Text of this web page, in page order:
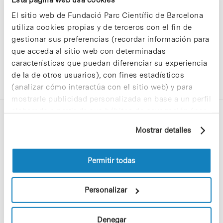
El sitio web de Fundació Parc Científic de Barcelona
utiliza cookies propias y de terceros con el fin de
gestionar sus preferencias (recordar información para
que acceda al sitio web con determinadas
características que puedan diferenciar su experiencia
de la de otros usuarios), con fines estadísticos
(analizar cómo interactúa con el sitio web) y para
mostrarle publicidad personalizada en base a un perfil
elaborado a partir de sus hábitos de navegación (por
información sobre las cookies puede consultar
la Política de cookies del sitio web.
Mostrar detalles
Permitir todas
Personalizar
Denegar
C/Baldiri Reixac, 4-12 i 15